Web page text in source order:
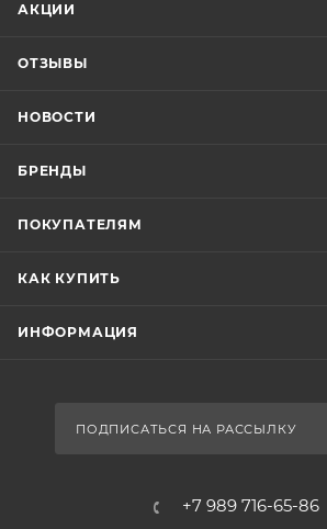
АКЦИИ
ОТЗЫВЫ
НОВОСТИ
БРЕНДЫ
ПОКУПАТЕЛЯМ
КАК КУПИТЬ
ИНФОРМАЦИЯ
ПОДПИСАТЬСЯ НА РАССЫЛКУ
+7 989 716-65-86